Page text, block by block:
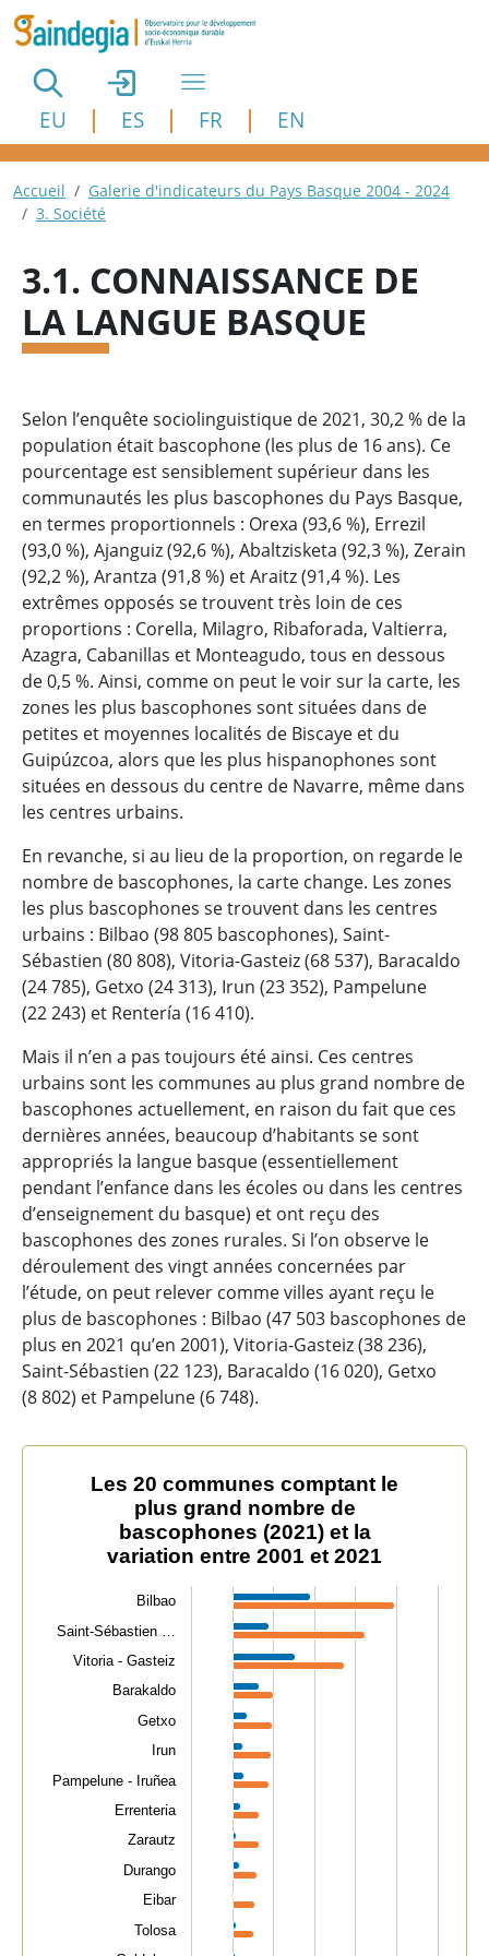
Aller au contenu principal
EU ES FR EN
Fil d'Ariane
Accueil
Galerie d'indicateurs du Pays Basque 2004 - 2024
3. Société
3.1. CONNAISSANCE DE
LA LANGUE BASQUE
Selon l’enquête sociolinguistique de 2021, 30,2 % de la
population était bascophone (les plus de 16 ans). Ce
pourcentage est sensiblement supérieur dans les
communautés les plus bascophones du Pays Basque,
en termes proportionnels : Orexa (93,6 %), Errezil
(93,0 %), Ajanguiz (92,6 %), Abaltzisketa (92,3 %), Zerain
(92,2 %), Arantza (91,8 %) et Araitz (91,4 %). Les
extrêmes opposés se trouvent très loin de ces
proportions : Corella, Milagro, Ribaforada, Valtierra,
Azagra, Cabanillas et Monteagudo, tous en dessous
de 0,5 %. Ainsi, comme on peut le voir sur la carte, les
zones les plus bascophones sont situées dans de
petites et moyennes localités de Biscaye et du
Guipúzcoa, alors que les plus hispanophones sont
situées en dessous du centre de Navarre, même dans
les centres urbains.
En revanche, si au lieu de la proportion, on regarde le
nombre de bascophones, la carte change. Les zones
les plus bascophones se trouvent dans les centres
urbains : Bilbao (98 805 bascophones), Saint-
Sébastien (80 808), Vitoria-Gasteiz (68 537), Baracaldo
(24 785), Getxo (24 313), Irun (23 352), Pampelune
(22 243) et Rentería (16 410).
Mais il n’en a pas toujours été ainsi. Ces centres
urbains sont les communes au plus grand nombre de
bascophones actuellement, en raison du fait que ces
dernières années, beaucoup d’habitants se sont
appropriés la langue basque (essentiellement
pendant l’enfance dans les écoles ou dans les centres
d’enseignement du basque) et ont reçu des
bascophones des zones rurales. Si l’on observe le
déroulement des vingt années concernées par
l’étude, on peut relever comme villes ayant reçu le
plus de bascophones : Bilbao (47 503 bascophones de
plus en 2021 qu’en 2001), Vitoria-Gasteiz (38 236),
Saint-Sébastien (22 123), Baracaldo (16 020), Getxo
(8 802) et Pampelune (6 748).
Les 20 communes comptant le plus grand nombre
Bar chart with 2 data series.
The chart has 1 X axis displaying categories.
The chart has 1 Y axis displaying values. Data ranges
Les 20 communes comptant le
plus grand nombre de
bascophones (2021) et la
variation entre 2001 et 2021
Bilbao
Saint-Sébastien …
Vitoria - Gasteiz
Barakaldo
Getxo
Irun
Pampelune - Iruñea
Errenteria
Zarautz
Durango
Eibar
Tolosa